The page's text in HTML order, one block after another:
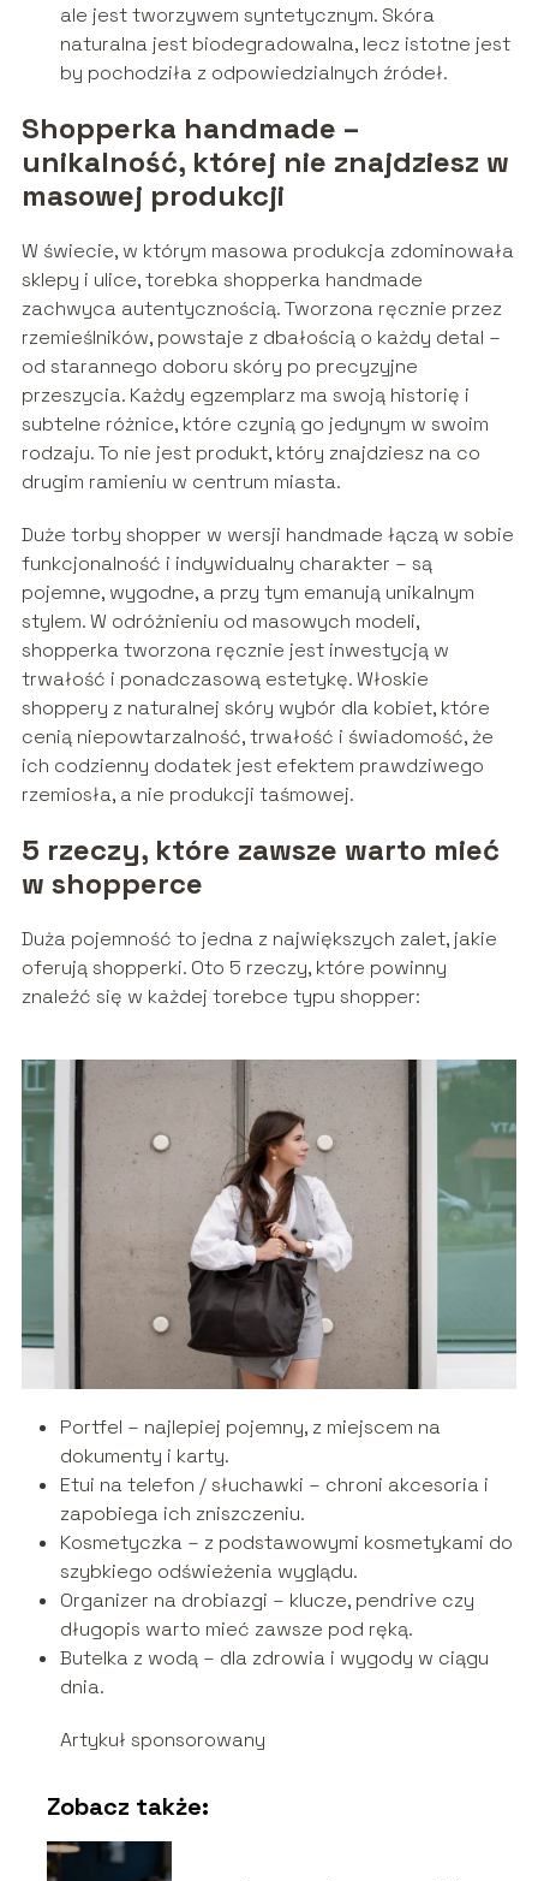
ale jest tworzywem syntetycznym. Skóra
naturalna jest biodegradowalna, lecz istotne jest
by pochodziła z odpowiedzialnych źródeł.
Shopperka handmade –
unikalność, której nie znajdziesz w
masowej produkcji
W świecie, w którym masowa produkcja zdominowała
sklepy i ulice, torebka shopperka handmade
zachwyca autentycznością. Tworzona ręcznie przez
rzemieślników, powstaje z dbałością o każdy detal –
od starannego doboru skóry po precyzyjne
przeszycia. Każdy egzemplarz ma swoją historię i
subtelne różnice, które czynią go jedynym w swoim
rodzaju. To nie jest produkt, który znajdziesz na co
drugim ramieniu w centrum miasta.
Duże torby shopper w wersji handmade łączą w sobie
funkcjonalność i indywidualny charakter – są
pojemne, wygodne, a przy tym emanują unikalnym
stylem. W odróżnieniu od masowych modeli,
shopperka tworzona ręcznie jest inwestycją w
trwałość i ponadczasową estetykę. Włoskie
shoppery z naturalnej skóry wybór dla kobiet, które
cenią niepowtarzalność, trwałość i świadomość, że
ich codzienny dodatek jest efektem prawdziwego
rzemiosła, a nie produkcji taśmowej.
5 rzeczy, które zawsze warto mieć
w shopperce
Duża pojemność to jedna z największych zalet, jakie
oferują shopperki. Oto 5 rzeczy, które powinny
znaleźć się w każdej torebce typu shopper:
Portfel – najlepiej pojemny, z miejscem na
dokumenty i karty.
Etui na telefon / słuchawki – chroni akcesoria i
zapobiega ich zniszczeniu.
Kosmetyczka – z podstawowymi kosmetykami do
szybkiego odświeżenia wyglądu.
Organizer na drobiazgi – klucze, pendrive czy
długopis warto mieć zawsze pod ręką.
Butelka z wodą – dla zdrowia i wygody w ciągu
dnia.
Artykuł sponsorowany
Zobacz także: